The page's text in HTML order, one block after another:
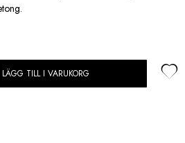
LÄGG TILL I VARUKORG